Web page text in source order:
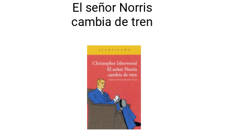
El señor Norris
cambia de tren